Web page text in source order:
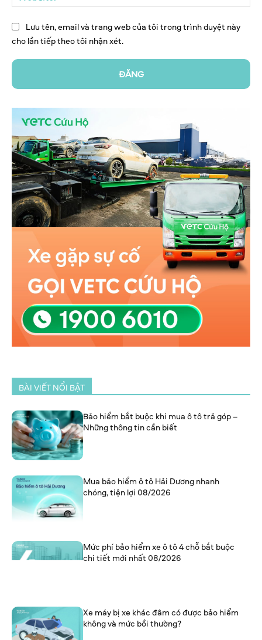
Lưu tên, email và trang web của tôi trong trình duyệt này
cho lần tiếp theo tôi nhận xét.
BÀI VIẾT NỔI BẬT
Bảo hiểm bắt buộc khi mua ô tô trả góp –
Những thông tin cần biết
Mua bảo hiểm ô tô Hải Dương nhanh
chóng, tiện lợi 08/2026
Mức phí bảo hiểm xe ô tô 4 chỗ bắt buộc
chi tiết mới nhất 08/2026
Xe máy bị xe khác đâm có được bảo hiểm
không và mức bồi thường?